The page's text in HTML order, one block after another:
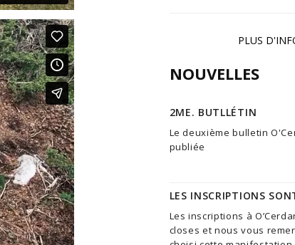
PLUS
NOUVELLES
2ME. BUTLLÉTIN
Le deuxième bulletin
publiée
LES INSCRIPTIONS
Les inscriptions à
closes et nous vous